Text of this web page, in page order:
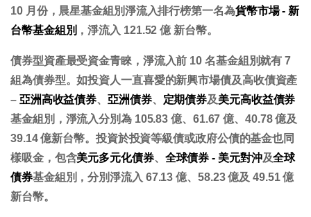
10 月份，晨星基金組別淨流入排行榜第一名為貨幣市場 - 新
台幣基金組別 ，淨流入 121.52 億 新台幣。
債券型資產最受資金青睞，淨流入前 10 名基金組別就有 7
組為債券型。如投資人一直喜愛的新興市場債及高收債資產
– 亞洲高收益債券、亞洲債券、 定期債券及美元高收益債券
基金組別，淨流入分別為 105.83 億、61.67 億、40.78 億及
39.14 億新台幣。投資於投資等級債或政府公債的基金也同
樣吸金，包含美元多元化債券、 全球債券 - 美元對沖及全球
債券基金組別，分別淨流入 67.13 億、58.23 億及 49.51 億
新台幣。